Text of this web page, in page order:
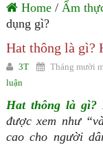
Home/ Ẩm
dụng gì?
Hat thông là gì?
3T Tháng mười
luận
Hat thông là gì?
được xem như
cao cho người